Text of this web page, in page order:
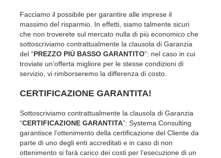
Facciamo il possibile per garantire alle imprese il
massimo del risparmio. In effetti, siamo talmente sicuri
che non troverete sul mercato nulla di più economico che
sottoscriviamo contrattualmente la clausola di Garanzia
del “PREZZO PIÙ BASSO GARANTITO”: nel caso in cui
troviate un’offerta migliore per le stesse condizioni di
servizio, vi rimborseremo la differenza di costo.
CERTIFICAZIONE GARANTITA!
Sottoscriviamo contrattualmente la clausola di Garanzia
“CERTIFICAZIONE GARANTITA”: Systema Consulting
garantisce l’ottenimento della certificazione del Cliente da
parte di uno degli enti accreditati e in caso di non
ottenimento si farà carico dei costi per l’esecuzione di un